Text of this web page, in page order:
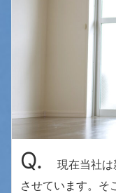
Q. 現在当社は
させています。そ